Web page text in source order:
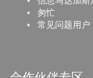
匆忙
常见问题用户